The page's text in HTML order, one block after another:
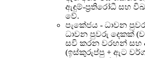
ඇඳුම්-ප්‍රතිරෝධී සහ
වේ.
පැකේජය - ධාවන
ධාවන පුවරු දෙකක්
සවි කරන වරහන් සහ
(ඉස්කුරුප්පු + ඇට